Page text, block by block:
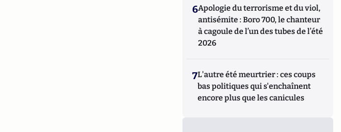
6Apologie du terrorisme et du viol,
antisémite : Boro 700, le chanteur
à cagoule de l’un des tubes de l’été
2026
7L'autre été meurtrier : ces coups
bas politiques qui s'enchaînent
encore plus que les canicules